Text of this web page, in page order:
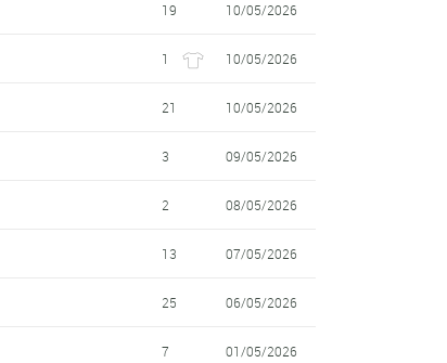
19 10/05/2026
1 10/05/2026
21 10/05/2026
3 09/05/2026
2 08/05/2026
13 07/05/2026
25 06/05/2026
7 01/05/2026